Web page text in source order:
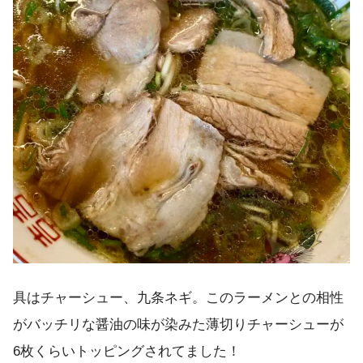
具はチャーシュー、九条ネギ。このラーメンとの相性
がバッチリな醤油の味が染みた薄切りチャーシューが
6枚くらいトッピングされてました！